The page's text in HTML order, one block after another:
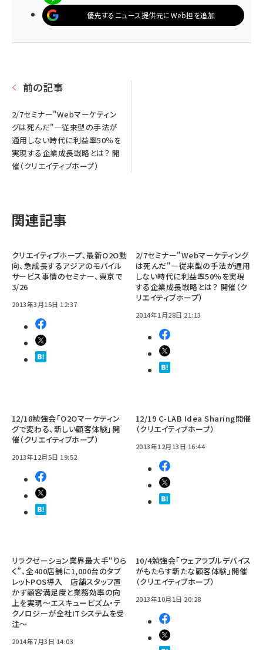
優先するニュース提供元にWeb担を追加
前の記事
2/7セミナー"Webマーケティン
グは死んだ"―従来型の手法が
通用しない時代に利益率50％を
実現する企業成長戦略とは？ 開
催（クリエイティブホープ）
関連記事
クリエイティブホープ、最新O2O動
向、急成長するアジアのモバイル
サービス事情のセミナー、東京で
3/26
2013年3月15日 12:37
2/7セミナー"Webマーケティング
は死んだ"―従来型の手法が通用
しない時代に利益率50％を実現
する企業成長戦略とは？ 開催（ク
リエイティブホープ）
2014年1月28日 21:13
12/18勉強会「O2Oマーケティン
グで変わる、新しい顧客体験」開
催（クリエイティブホープ）
2013年12月5日 19:52
12/19 C-LAB Idea Sharing開催
（クリエイティブホープ）
2013年12月13日 16:44
リラクゼーション業界最大手“りら
く”、全400店舗に1,000台のタブ
レットPOS導入 店舗スタッフ置
かず顧客満足度と業務効率の向
上を実現～エスキュービズム・テ
クノロジーが全社ITシステムを受
注～
2014年7月3日 14:03
10/4勉強会「ウェアラブルデバイス
がもたらす新たな顧客体験」開催
（クリエイティブホープ）
2013年10月1日 20:28